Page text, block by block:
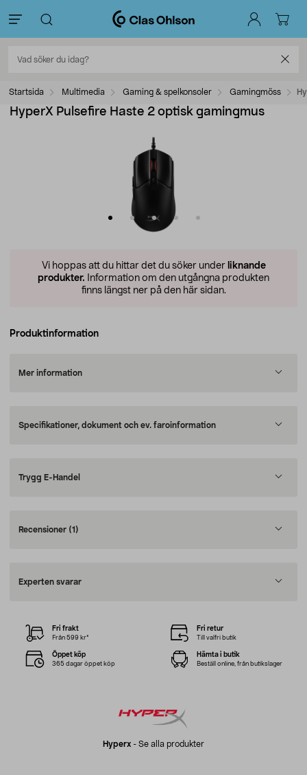
Startsida Multimedia Gaming & spelkonsoler Gamingmöss
HyperX Pulsefire Haste 2 optisk gamingmus
Vi hoppas att du hittar det du söker under liknande
produkter. Information om den utgångna produkten
finns längst ner på den här sidan.
Produktinformation
Mer information
Specifikationer, dokument och ev. faroinformation
Trygg E-Handel
Recensioner (1)
Experten svarar
Hyperx - Se alla produkter
Fri frakt
Från 599 kr*
Fri retur
Till valfri butik
Öppet köp
365 dagar öppet köp
Hämta i butik
Beställ online, från butikslager